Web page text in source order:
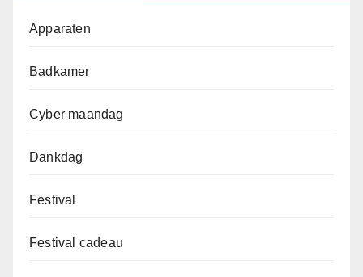
Apparaten
Badkamer
Cyber maandag
Dankdag
Festival
Festival cadeau